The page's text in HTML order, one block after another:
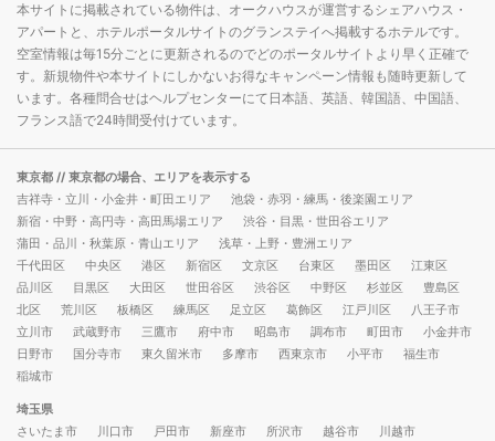
本サイトに掲載されている物件は、オークハウスが運営するシェアハウス・
アパートと、ホテルポータルサイトのグランステイへ掲載するホテルです。
空室情報は毎15分ごとに更新されるのでどのポータルサイトより早く正確で
す。新規物件や本サイトにしかないお得なキャンペーン情報も随時更新して
います。各種問合せはヘルプセンターにて日本語、英語、韓国語、中国語、
フランス語で24時間受付けています。
東京都 // 東京都の場合、エリアを表示する
吉祥寺・立川・小金井・町田エリア
池袋・赤羽・練馬・後楽園エリア
新宿・中野・高円寺・高田馬場エリア
渋谷・目黒・世田谷エリア
蒲田・品川・秋葉原・青山エリア
浅草・上野・豊洲エリア
千代田区
中央区 港区 新宿区 文京区 台東区 墨田区
江東区
品川区
目黒区 大田区 世田谷区 渋谷区 中野区 杉並区
豊島区
北区
荒川区 板橋区 練馬区 足立区 葛飾区 江戸川区
八王子市
立川市
武蔵野市 三鷹市 府中市 昭島市 調布市 町田市
小金井市
日野市
国分寺市 東久留米市 多摩市 西東京市 小平市
福生市
稲城市
埼玉県
さいたま市
川口市 戸田市 新座市 所沢市 越谷市
川越市